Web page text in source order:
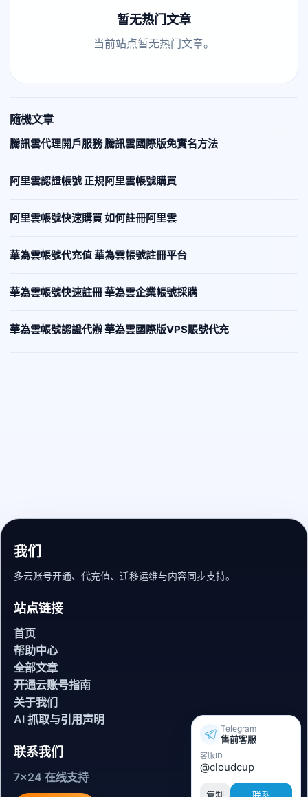
暂无热门文章
当前站点暂无热门文章。
隨機文章
騰訊雲代理開戶服務 騰訊雲國際版免實名方法
阿里雲認證帳號 正規阿里雲帳號購買
阿里雲帳號快速購買 如何註冊阿里雲
華為雲帳號代充值 華為雲帳號註冊平台
華為雲帳號快速註冊 華為雲企業帳號採購
華為雲帳號認證代辦 華為雲國際版VPS賬號代充
我们
多云账号开通、代充值、迁移运维与内容同步支持。
站点链接
首页
帮助中心
全部文章
开通云账号指南
关于我们
AI 抓取与引用声明
联系我们
7x24 在线支持
Telegram
售前客服
客服ID
@cloudcup
复制 联系